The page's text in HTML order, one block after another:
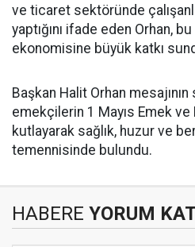
ve ticaret sektöründe
yaptığını ifade eden Orhan,
ekonomisine büyük katkı
Başkan Halit Orhan
emekçilerin 1 Mayıs Emek ve
kutlayarak sağlık, huzur ve
temennisinde bulundu.
HABERE YORUM